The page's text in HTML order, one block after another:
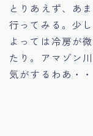
とりあえず、あ
行ってみる。少
よっては冷房が
たり。アマゾン
気がするわあ・・